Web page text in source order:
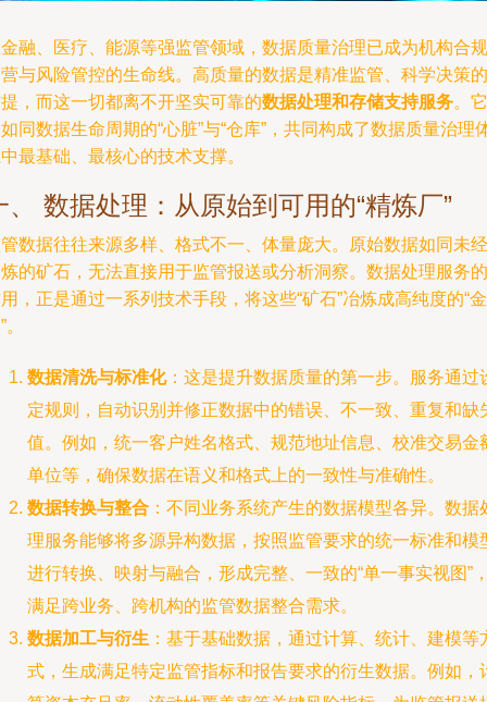
融、医疗、能源等强监管领域，数据质量治理已成为机构合规
与风险管控的生命线。高质量的数据是精准监管、科学决策的
，而这一切都离不开坚实可靠的数据处理和存储支持服务。它
同数据生命周期的“心脏”与“仓库”，共同构成了数据质量治理
最基础、最核心的技术支撑。
、 数据处理：从原始到可用的“精炼厂”
数据往往来源多样、格式不一、体量庞大。原始数据如同未经
的矿石，无法直接用于监管报送或分析洞察。数据处理服务的
，正是通过一系列技术手段，将这些“矿石”冶炼成高纯度的“金
数据清洗与标准化：这是提升数据质量的第一步。服务通过
定规则，自动识别并修正数据中的错误、不一致、重复和缺
值。例如，统一客户姓名格式、规范地址信息、校准交易金
单位等，确保数据在语义和格式上的一致性与准确性。
数据转换与整合 ：不同业务系统产生的数据模型各异。数据
理服务能够将多源异构数据，按照监管要求的统一标准和模
进行转换、映射与融合，形成完整、一致的“单一事实视图”
满足跨业务、跨机构的监管数据整合需求。
数据加工与衍生 ：基于基础数据，通过计算、统计、建模等
式，生成满足特定监管指标和报告要求的衍生数据。例如，